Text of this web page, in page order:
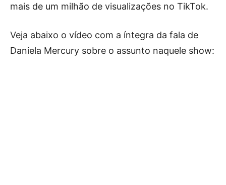
mais de um milhão de visualizações no TikTok.
Veja abaixo o vídeo com a íntegra da fala de
Daniela Mercury sobre o assunto naquele show: